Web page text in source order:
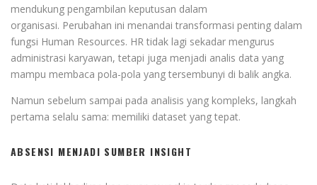
mendukung pengambilan keputusan dalam
organisasi. Perubahan ini menandai transformasi penting dalam
fungsi Human Resources. HR tidak lagi sekadar mengurus
administrasi karyawan, tetapi juga menjadi analis data yang
mampu membaca pola-pola yang tersembunyi di balik angka.
Namun sebelum sampai pada analisis yang kompleks, langkah
pertama selalu sama: memiliki dataset yang tepat.
ABSENSI MENJADI SUMBER INSIGHT